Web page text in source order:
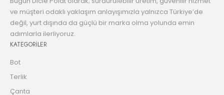
ve müşteri odaklı yaklaşım anlayışımızla yalnızca Türkiye’de
değil, yurt dışında da güçlü bir marka olma yolunda emin
adımlarla ilerliyoruz.
KATEGORİLER
Bot
Terlik
Çanta